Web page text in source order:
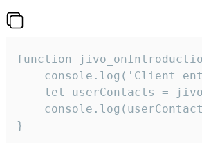
function
console.log('Client
let userContacts =
}